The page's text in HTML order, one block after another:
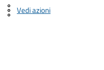
Vedi azioni